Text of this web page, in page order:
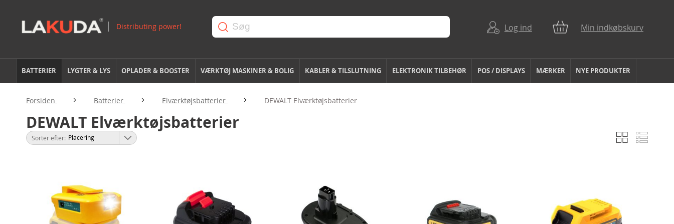
Log ind Min indkøbskurv
BATTERIER LYGTER & LYS OPLADER & BOOSTER VÆRKTØJ MASKINER & BOLIG KABLER & TILSLUTNING ELEKTRONIK TILBEHØR POS / DISPLAYS MÆRKER NYE PRODUKTER
Forsiden Batterier Elværktøjsbatterier DEWALT Elværktøjsbatterier
DEWALT Elværktøjsbatterier
Vis
som
GitterListe
Sorter efter